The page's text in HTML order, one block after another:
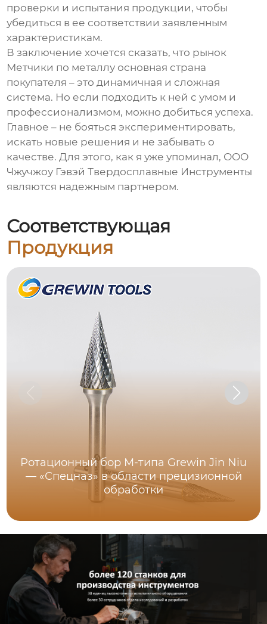
проверки и испытания продукции, чтобы
убедиться в ее соответствии заявленным
характеристикам.
В заключение хочется сказать, что рынок
Метчики по металлу основная страна
покупателя – это динамичная и сложная
система. Но если подходить к ней с умом и
профессионализмом, можно добиться успеха.
Главное – не бояться экспериментировать,
искать новые решения и не забывать о
качестве. Для этого, как я уже упоминал, ООО
Чжучжоу Гэвэй Твердосплавные Инструменты
являются надежным партнером.
Соответствующая
Продукция
Ротационный бор M-типа Grewin Jin Niu
— «Спецназ» в области прецизионной
обработки